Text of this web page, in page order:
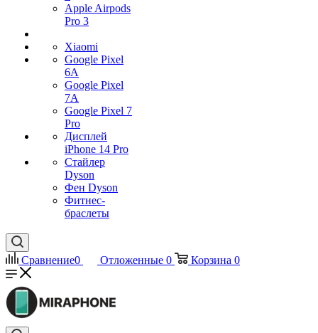
Apple Airpods
Pro 3
Xiaomi
Google Pixel
6A
Google Pixel
7А
Google Pixel 7
Pro
Дисплей
iPhone 14 Pro
Стайлер
Dyson
Фен Dyson
Фитнес-
браслеты
Сравнение0 Отложенные 0 Корзина 0